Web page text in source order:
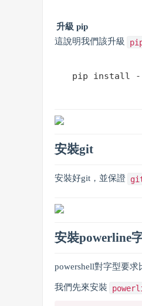
升級 pip
這說明我們該升級
pip install --
安裝git
安裝好git，並保證
安裝powerline
powershell對字型要
我們先來安裝